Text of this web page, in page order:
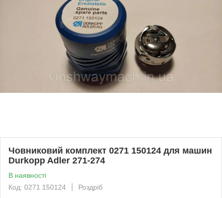
Човниковий комплект 0271 150124 для машин
Durkopp Adler 271-274
В наявності
Код: 0271 150124
Роздріб